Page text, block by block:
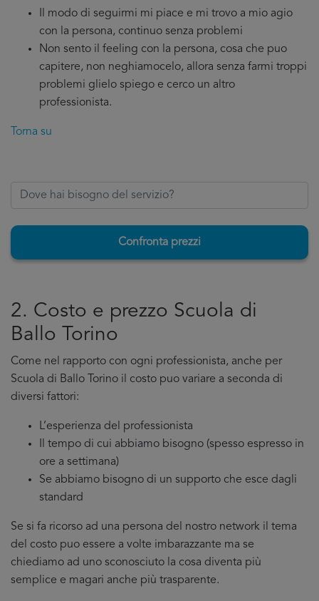
Il modo di seguirmi mi piace e mi trovo a mio agio
con la persona, continuo senza problemi
Non sento il feeling con la persona, cosa che puo
capitere, non neghiamocelo, allora senza farmi troppi
problemi glielo spiego e cerco un altro
professionista.
Torna su
Confronta prezzi
2. Costo e prezzo Scuola di
Ballo Torino
Come nel rapporto con ogni professionista, anche per
Scuola di Ballo Torino il costo puo variare a seconda di
diversi fattori:
L’esperienza del professionista
Il tempo di cui abbiamo bisogno (spesso espresso in
ore a settimana)
Se abbiamo bisogno di un supporto che esce dagli
standard
Se si fa ricorso ad una persona del nostro network il tema
del costo puo essere a volte imbarazzante ma se
chiediamo ad uno sconosciuto la cosa diventa più
semplice e magari anche più trasparente.